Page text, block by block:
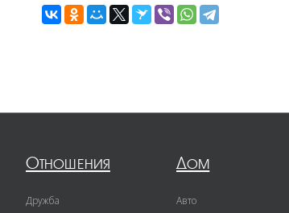
Отношения
Дружба
Дом
Авто